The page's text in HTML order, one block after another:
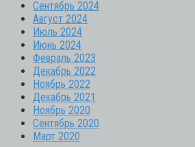
Сентябрь 2024
Август 2024
Июль 2024
Июнь 2024
Февраль 2023
Декабрь 2022
Ноябрь 2022
Декабрь 2021
Ноябрь 2020
Сентябрь 2020
Март 2020